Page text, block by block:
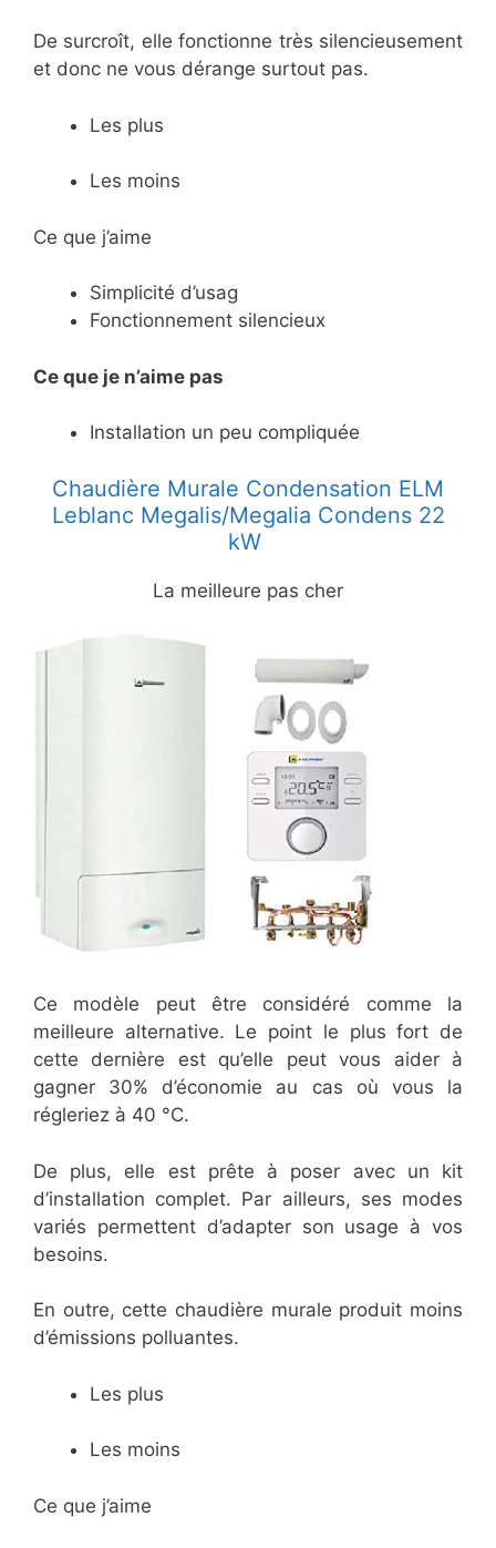
De surcroît, elle fonctionne très silencieusement
et donc ne vous dérange surtout pas.
Les plus
Les moins
Ce que j’aime
Simplicité d’usag
Fonctionnement silencieux
Ce que je n’aime pas
Installation un peu compliquée​​​​
Chaudière Murale Condensation ELM
Leblanc Megalis/Megalia Condens 22
kW
La meilleure pas cher
Ce modèle peut être considéré comme la
meilleure alternative. Le point le plus fort de
cette dernière est qu’elle peut vous aider à
gagner 30% d’économie au cas où vous la
régleriez à 40 °C.
De plus, elle est prête à poser avec un kit
d’installation complet. Par ailleurs, ses modes
variés permettent d’adapter son usage à vos
besoins.
En outre, cette chaudière murale produit moins
d’émissions polluantes.
Les plus
Les moins
Ce que j’aime